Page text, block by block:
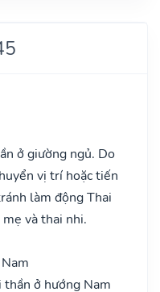
ở giường ngủ. Do
vị trí hoặc tiến
làm động Thai
và thai nhi.
thần ở hướng Nam